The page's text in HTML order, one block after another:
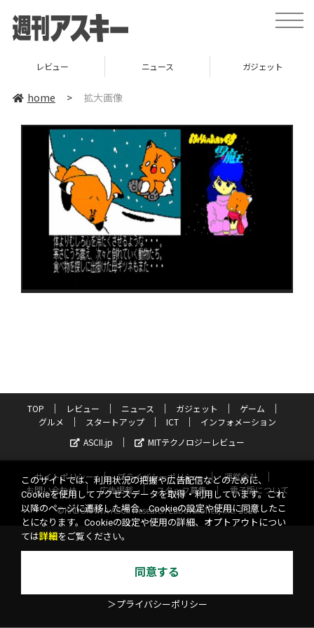
toggle
レビュー ニュース ガジェット
home > 拡大画像
TOP レビュー ニュース ガジェット
ゲーム
グルメ
スタートアップ ICT
インフォメーション
ASCII.jp
MITテクノロジーレビュー
サイトポリシー プライバシーポリシー
運営会社
お問い合わせ
広告掲載 スタッフ募集
電子版について
©KADOKAWA ASCII Research Laboratories, Inc. 2026
このサイトでは、利用状況の把握や広告配信などのために、
Cookieを使用してアクセスデータを取得・利用しています。これ
以降のページに遷移した場合、Cookieの設定や使用に同意したこ
とになります。Cookieの設定や使用の詳細、オプトアウトについ
ては詳細 をご覧ください。
同意する
＞プライバシーポリシー